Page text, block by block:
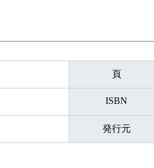
頁
ISBN
発行元